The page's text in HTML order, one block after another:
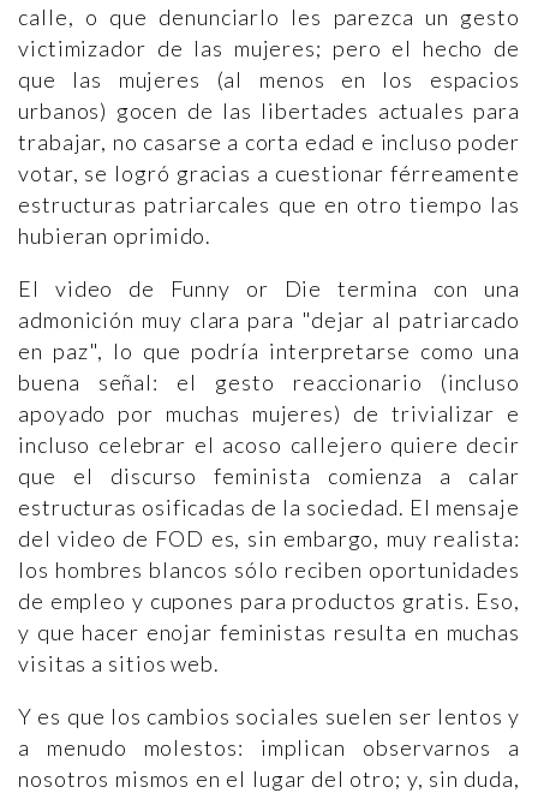
calle, o que denunciarlo les parezca un gesto
victimizador de las mujeres; pero el hecho de
que las mujeres (al menos en los espacios
urbanos) gocen de las libertades actuales para
trabajar, no casarse a corta edad e incluso poder
votar, se logró gracias a cuestionar férreamente
estructuras patriarcales que en otro tiempo las
hubieran oprimido.
El video de Funny or Die termina con una
admonición muy clara para "dejar al patriarcado
en paz", lo que podría interpretarse como una
buena señal: el gesto reaccionario (incluso
apoyado por muchas mujeres) de trivializar e
incluso celebrar el acoso callejero quiere decir
que el discurso feminista comienza a calar
estructuras osificadas de la sociedad. El mensaje
del video de FOD es, sin embargo, muy realista:
los hombres blancos sólo reciben oportunidades
de empleo y cupones para productos gratis. Eso,
y que hacer enojar feministas resulta en muchas
visitas a sitios web.
Y es que los cambios sociales suelen ser lentos y
a menudo molestos: implican observarnos a
nosotros mismos en el lugar del otro; y, sin duda,